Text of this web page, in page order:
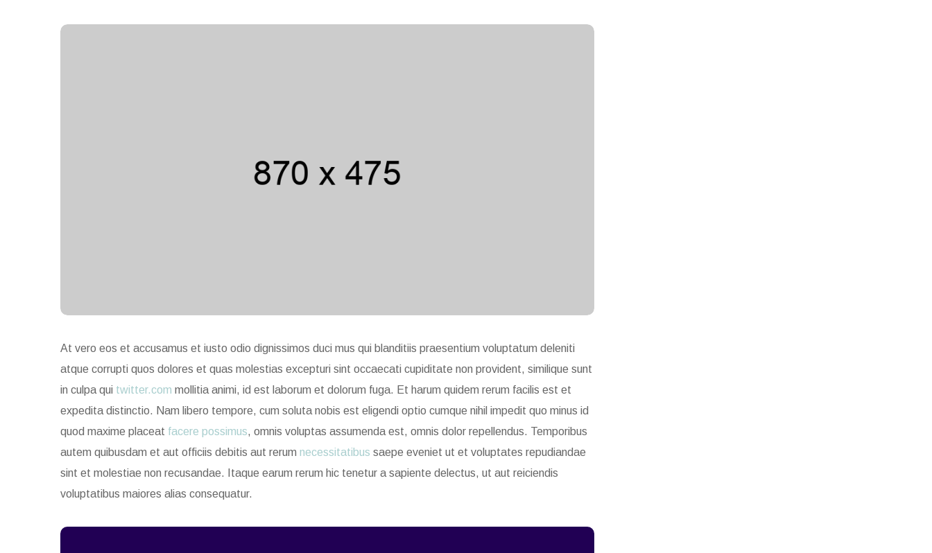
At vero eos et accusamus et iusto odio dignissimos duci mus qui blanditiis praesentium voluptatum deleniti
atque corrupti quos dolores et quas molestias excepturi sint occaecati cupiditate non provident, similique sunt
in culpa qui twitter.com mollitia animi, id est laborum et dolorum fuga. Et harum quidem rerum facilis est et
expedita distinctio. Nam libero tempore, cum soluta nobis est eligendi optio cumque nihil impedit quo minus id
quod maxime placeat facere possimus, omnis voluptas assumenda est, omnis dolor repellendus. Temporibus
autem quibusdam et aut officiis debitis aut rerum necessitatibus saepe eveniet ut et voluptates repudiandae
sint et molestiae non recusandae. Itaque earum rerum hic tenetur a sapiente delectus, ut aut reiciendis
voluptatibus maiores alias consequatur.